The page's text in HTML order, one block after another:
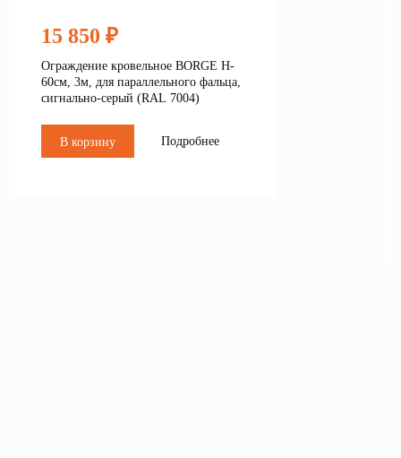
15 850 ₽
Ограждение кровельное BORGE H-
60см, 3м, для параллельного фальца,
сигнально-серый (RAL 7004)
В корзину Подробнее